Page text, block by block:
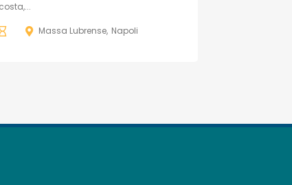
costa,...
Massa Lubrense Napoli